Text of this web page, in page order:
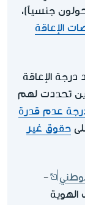
جنسياً)،
الإعاقة
الإعاقة
تحددت لهم
عدم قدرة
حقوق غير
-
الهوية